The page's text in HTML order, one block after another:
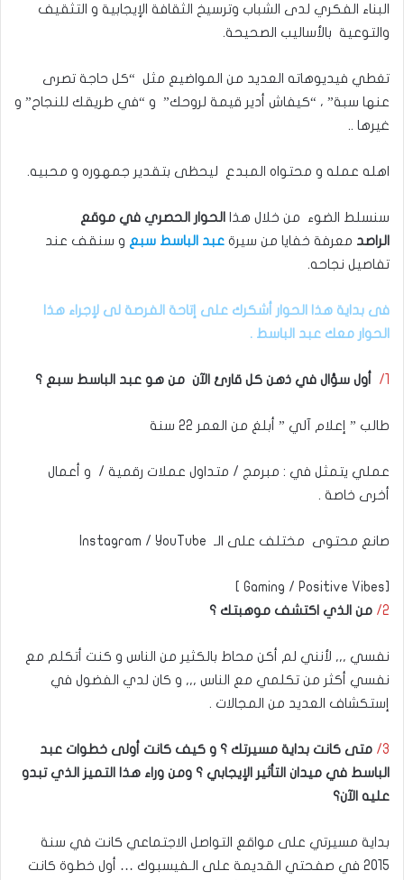
البناء الفكري لدى الشباب وترسيخ الثقافة الإيجابية و التثقيف
والتوعية بالأساليب الصحيحة.
تغطي فيديوهاته العديد من المواضيع مثل “كل حاجة تصرى
عنها سبة” ، “كيفاش أدير قيمة لروحك” و “في طريقك للنجاح” و
غيرها ..
اهله عمله و محتواه المبدع ليحظى بتقدير جمهوره و محبيه.
سنسلط الضوء من خلال هذا
الحوار الحصري في موقع
الراصد معرفة خفايا من سيرة عبد الباسط سبع و سنقف عند
تفاصيل نجاحه.
فى بداية هذا الحوار أشكرك على إتاحة الفرصة لى لإجراء هذا
الحوار معك عبد الباسط .
1/ أول سؤال في ذهن كل قارئ الآن من هو عبد الباسط سبع ؟
طالب ” إعلام آلي ” أبلغ من العمر 22 سنة
عملي يتمثل في : مبرمج / متداول عملات رقمية / و أعمال
أخرى خاصة .
صانع محتوى مختلف على الـ Instagram / YouTube
[Gaming / Positive Vibes ]
2/
من الذي اكتشف موهبتك ؟
نفسي ,,, لأنني لم أكن محاط بالكثير من الناس و كنت أتكلم مع
نفسي أكثر من تكلمي مع الناس ,,, و كان لدي الفضول في
إستكشاف العديد من المجالات .
3/
متى كانت بداية مسيرتك ؟ و كيف كانت أولى خطوات عبد
الباسط في ميدان التأثير الإيجابي ؟ ومن وراء هذا التميز الذي تبدو
عليه الآن؟
بداية مسيرتي على مواقع التواصل الاجتماعي كانت في سنة
2015 في صفحتي القديمة على الـفيسبوك … أول خطوة كانت